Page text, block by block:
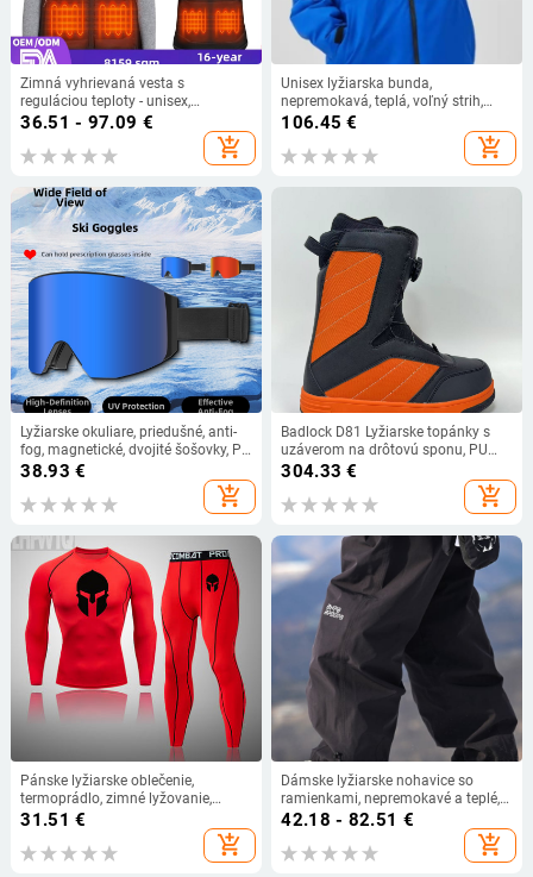
Zimná vyhrievaná vesta s
reguláciou teploty - unisex,
elektrické vykurovanie, pre lyžovanie
36.51 - 97.09 €
add_shopping_cart
Unisex lyžiarska bunda,
nepremokavá, teplá, voľný strih,
hrubá výplň, jednofarebná, veľké
106.45 €
add_shopping_cart
Lyžiarske okuliare, priedušné, anti-
fog, magnetické, dvojité šošovky, PC
materiál
38.93 €
add_shopping_cart
Badlock D81 Lyžiarske topánky s
uzáverom na drôtovú sponu, PU
horná časť, gumová podrážka,
304.33 €
add_shopping_cart
Pánske lyžiarske oblečenie,
termoprádlo, zimné lyžovanie,
kompresné športové oblečenie,
bežecké tepláky, rýchloschnúce
31.51 €
add_shopping_cart
Dámske lyžiarske nohavice so
ramienkami, nepremokavé a teplé,
štíhly strih, nohavice na snowboard
42.18 - 82.51 €
add_shopping_cart